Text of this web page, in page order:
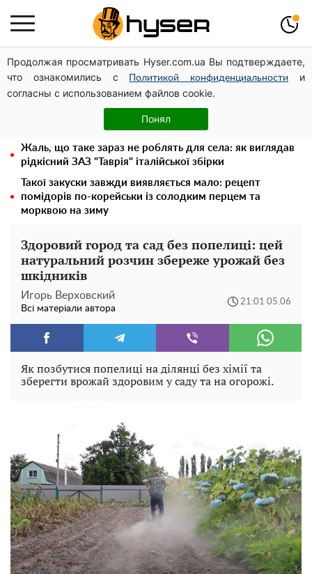
Продолжая просматривать Hyser.com.ua Вы подтверждаете,
что ознакомились с
Политикой конфиденциальности
и
согласны с использованием файлов cookie.
Понял
Дрони із націнкою: Олександр Конотопський вивів
мільйони оборонного бюджету через фіктивну фірму в
Естонії
Повністю гола Анна Трінчер блиснула "принадами":
таких розмірів ви ще не бачили
Жаль, що таке зараз не роблять для села: як виглядав
рідкісний ЗАЗ "Таврія" італійської збірки
Такої закуски завжди виявляється мало: рецепт
помідорів по-корейськи із солодким перцем та
морквою на зиму
Здоровий город та сад без попелиці: цей
натуральний розчин збереже урожай без
шкідників
Игорь Верховский
Всі матеріали автора
21:01 05.06
Як позбутися попелиці на ділянці без хімії та
зберегти врожай здоровим у саду та на огорожі.